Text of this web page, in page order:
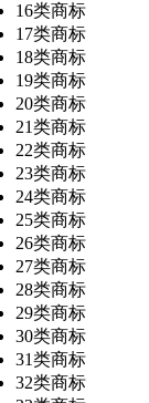
16类商标
17类商标
18类商标
19类商标
20类商标
21类商标
22类商标
23类商标
24类商标
25类商标
26类商标
27类商标
28类商标
29类商标
30类商标
31类商标
32类商标